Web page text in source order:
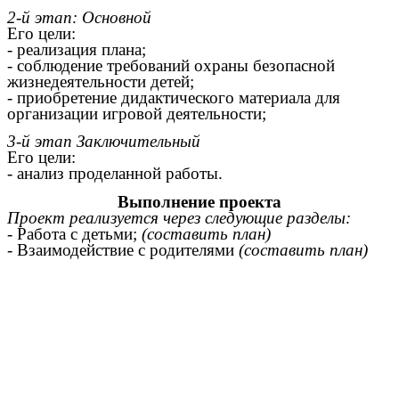
2-й этап: Основной
Его цели:
- реализация плана;
- соблюдение требований охраны безопасной
жизнедеятельности детей;
- приобретение дидактического материала для
организации игровой деятельности;
3-й этап Заключительный
Его цели:
- анализ проделанной работы.
Выполнение проекта
Проект реализуется через следующие разделы:
- Работа с детьми; (составить план)
- Взаимодействие с родителями (составить план)